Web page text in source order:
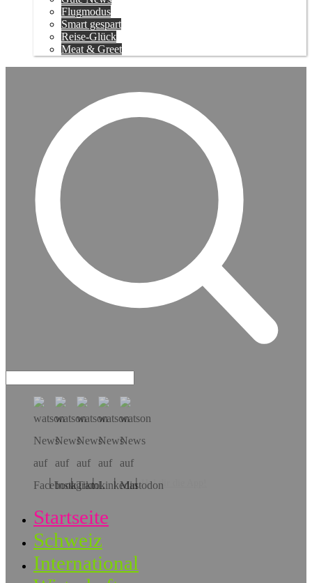
Flugmodus
Smart gespart
Reise-Glück
Meat & Greet
Hol dir die App!
Startseite
Schweiz
International